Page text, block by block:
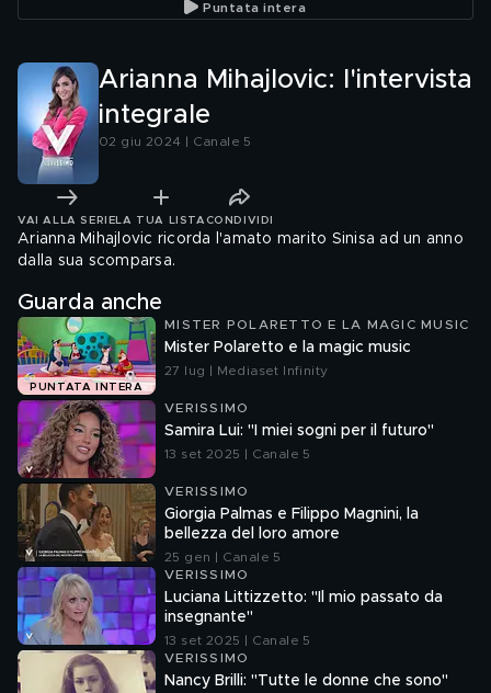
Puntata intera
Arianna Mihajlovic: l'intervista
integrale
02 giu 2024 | Canale 5
VAI ALLA SERIE LA TUA LISTA CONDIVIDI
Arianna Mihajlovic ricorda l'amato marito Sinisa ad un anno
dalla sua scomparsa.
Guarda anche
PUNTATA INTERA
MISTER POLARETTO E LA MAGIC MUSIC
Mister Polaretto e la magic music
27 lug | Mediaset Infinity
VERISSIMO
Samira Lui: "I miei sogni per il futuro"
13 set 2025 | Canale 5
VERISSIMO
Giorgia Palmas e Filippo Magnini, la
bellezza del loro amore
25 gen | Canale 5
VERISSIMO
Luciana Littizzetto: "Il mio passato da
insegnante"
13 set 2025 | Canale 5
VERISSIMO
Nancy Brilli: "Tutte le donne che sono"